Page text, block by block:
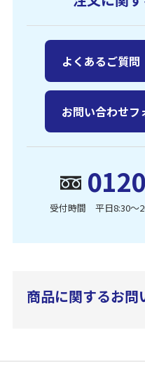
受付時間 平日8:30〜
よくあるご質問
お問い合わせフ
商品に関するお問